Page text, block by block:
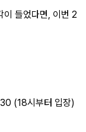
이 들었다면, 이번 2
(18시부터 입장)